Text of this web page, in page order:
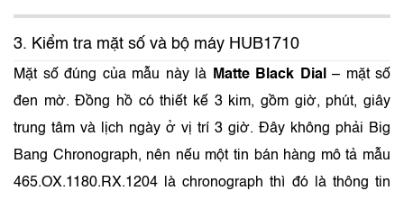
3. Kiểm tra mặt số và bộ máy HUB1710
Mặt số đúng của mẫu này là Matte Black Dial
– mặt số
đen mờ. Đồng hồ có thiết kế 3 kim, gồm giờ, phút, giây
trung tâm và lịch ngày ở vị trí 3 giờ. Đây không phải Big
Bang Chronograph, nên nếu một tin bán hàng mô tả mẫu
465.OX.1180.RX.1204 là chronograph thì đó là thông tin